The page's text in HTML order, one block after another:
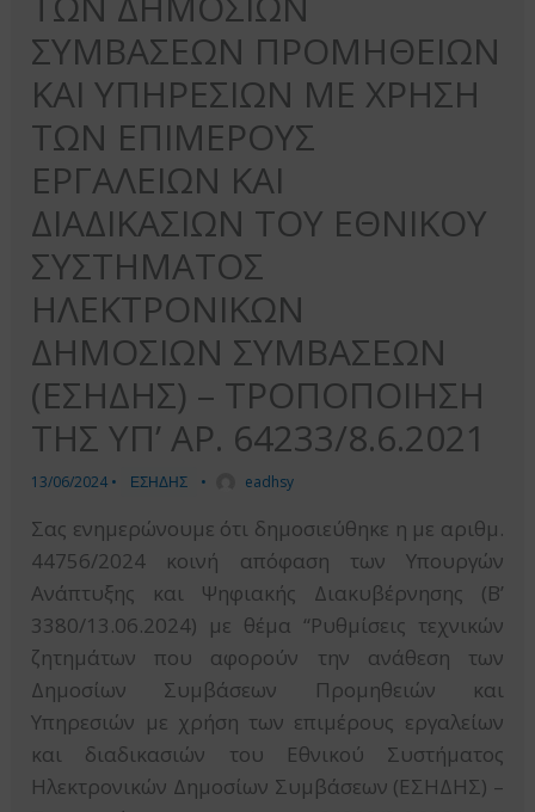
ΣΥΜΒΑΣΕΩΝ ΠΡΟΜΗΘΕΙΩΝ
ΚΑΙ ΥΠΗΡΕΣΙΩΝ ΜΕ ΧΡΗΣΗ
ΤΩΝ ΕΠΙΜΕΡΟΥΣ
ΕΡΓΑΛΕΙΩΝ ΚΑΙ
ΔΙΑΔΙΚΑΣΙΩΝ ΤΟΥ ΕΘΝΙΚΟΥ
ΣΥΣΤΗΜΑΤΟΣ
ΗΛΕΚΤΡΟΝΙΚΩΝ
ΔΗΜΟΣΙΩΝ ΣΥΜΒΑΣΕΩΝ
(ΕΣΗΔΗΣ) – ΤΡΟΠΟΠΟΙΗΣΗ
ΤΗΣ ΥΠ’ ΑΡ. 64233/8.6.2021
13/06/2024 • ΕΣΗΔΗΣ • eadhsy
Σας ενημερώνουμε ότι δημοσιεύθηκε η με αριθμ.
44756/2024 κοινή απόφαση των Υπουργών
Ανάπτυξης και Ψηφιακής Διακυβέρνησης (B’
3380/13.06.2024) με θέμα “Ρυθμίσεις τεχνικών
ζητημάτων που αφορούν την ανάθεση των
Δημοσίων Συμβάσεων Προμηθειών και
Υπηρεσιών με χρήση των επιμέρους εργαλείων
και διαδικασιών του Εθνικού Συστήματος
Ηλεκτρονικών Δημοσίων Συμβάσεων (ΕΣΗΔΗΣ) –